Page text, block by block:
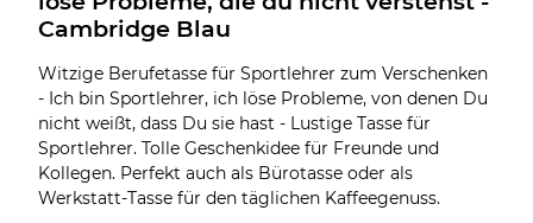
Cambridge Blau
Witzige Berufetasse für Sportlehrer zum Verschenken
- Ich bin Sportlehrer, ich löse Probleme, von denen Du
nicht weißt, dass Du sie hast - Lustige Tasse für
Sportlehrer. Tolle Geschenkidee für Freunde und
Kollegen. Perfekt auch als Bürotasse oder als
Werkstatt-Tasse für den täglichen Kaffeegenuss.